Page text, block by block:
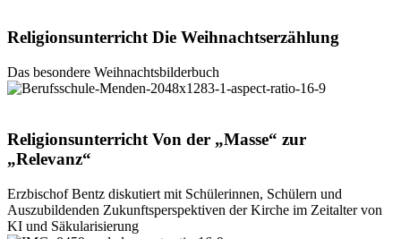
ReligionsunterrichtDie Weihnachtserzählung
Das besondere Weihnachtsbilderbuch
Religionsunterricht Von der „Masse“ zur
„Relevanz“
Erzbischof Bentz diskutiert mit Schülerinnen, Schülern und
Auszubildenden Zukunftsperspektiven der Kirche im Zeitalter von
KI und Säkularisierung